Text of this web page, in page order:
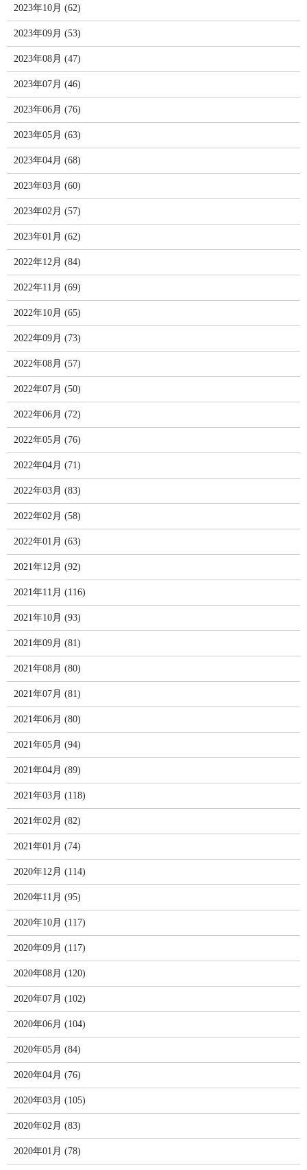
2023年10月 (62)
2023年09月 (53)
2023年08月 (47)
2023年07月 (46)
2023年06月 (76)
2023年05月 (63)
2023年04月 (68)
2023年03月 (60)
2023年02月 (57)
2023年01月 (62)
2022年12月 (84)
2022年11月 (69)
2022年10月 (65)
2022年09月 (73)
2022年08月 (57)
2022年07月 (50)
2022年06月 (72)
2022年05月 (76)
2022年04月 (71)
2022年03月 (83)
2022年02月 (58)
2022年01月 (63)
2021年12月 (92)
2021年11月 (116)
2021年10月 (93)
2021年09月 (81)
2021年08月 (80)
2021年07月 (81)
2021年06月 (80)
2021年05月 (94)
2021年04月 (89)
2021年03月 (118)
2021年02月 (82)
2021年01月 (74)
2020年12月 (114)
2020年11月 (95)
2020年10月 (117)
2020年09月 (117)
2020年08月 (120)
2020年07月 (102)
2020年06月 (104)
2020年05月 (84)
2020年04月 (76)
2020年03月 (105)
2020年02月 (83)
2020年01月 (78)